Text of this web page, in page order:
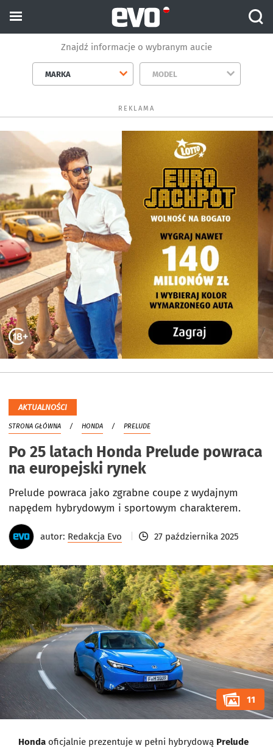
Znajdź informacje o wybranym aucie
MARKA MODEL
REKLAMA
AKTUALNOŚCI
STRONA GŁÓWNA HONDA PRELUDE
Po 25 latach Honda Prelude powraca
na europejski rynek
Prelude powraca jako zgrabne coupe z wydajnym
napędem hybrydowym i sportowym charakterem.
autor: Redakcja Evo 27 października 2025
11
Honda oficjalnie prezentuje w pełni hybrydową Prelude